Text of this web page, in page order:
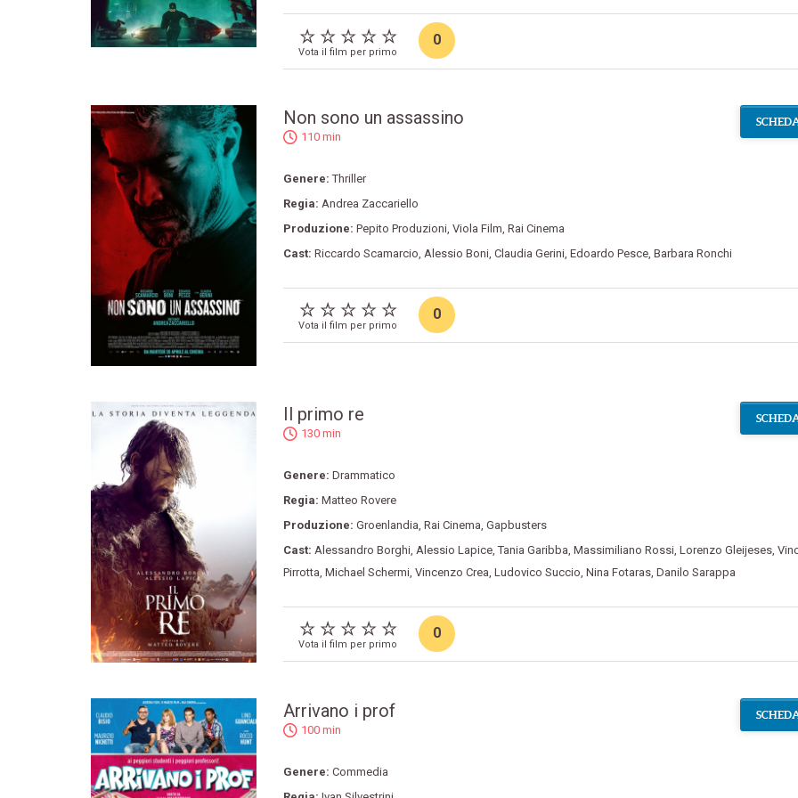
Vota il film per primo
0
Non sono un assassino
110 min
Genere:Thriller
Regia: Andrea Zaccariello
Produzione: Pepito Produzioni, Viola Film Rai Cinema
Cast: Riccardo Scamarcio Alessio Boni, Claudia Gerini, Edoardo Pesce, Barbara Ronchi
Vota il film per primo
0
Il primo re
130 min
Genere: Drammatico
Regia: Matteo Rovere
Produzione: Groenlandia Rai Cinema Gapbusters
Cast: Alessandro Borghi, Alessio Lapice,Tania Garibba Massimiliano Rossi, Lorenzo Gleijeses,
Pirrotta Michael Schermi, Vincenzo Crea Ludovico Succio Nina Fotaras, Danilo Sarappa
Vota il film per primo
0
Arrivano i prof
100 min
Genere: Commedia